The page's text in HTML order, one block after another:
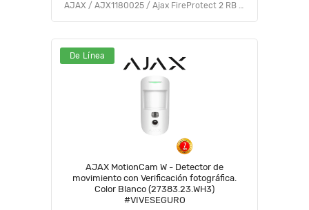
AJAX / AJX1180025 / Ajax FireProtect 2 RB (Heat/Smoke/CO) (9NA)
De Línea
AJAX MotionCam W - Detector de
movimiento con Verificación fotográfica.
Color Blanco (27383.23.WH3)
#VIVESEGURO